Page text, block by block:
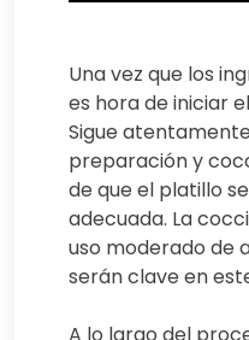
Una vez que los
es hora de iniciar
Sigue
preparación y
de que el platillo
adecuada. La
uso moderado de
serán clave en
A lo largo del